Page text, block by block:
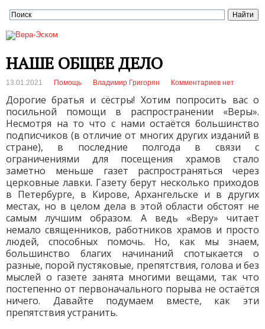
НАШЕ ОБЩЕЕ ДЕЛО
13.01.2021 Помощь Владимир Григорян Комментариев нет
Дорогие братья и сёстры! Хотим попросить вас о
посильной помощи в распространении «Веры».
Несмотря на то что с нами остаётся большинство
подписчиков (в отличие от многих других изданий в
стране), в последние полгода в связи с
ограничениями для посещения храмов стало
заметно меньше газет распространяться через
церковные лавки. Газету берут несколько приходов
в Петербурге, в Кирове, Архангельске и в других
местах, но в целом дела в этой области обстоят не
самым лучшим образом. А ведь «Веру» читает
немало священников, работников храмов и просто
людей, способных помочь. Но, как мы знаем,
большинство благих начинаний спотыкается о
разные, порой пустяковые, препятствия, голова и без
мыслей о газете занята многими вещами, так что
постепенно от первоначального порыва не остаётся
ничего. Давайте подумаем вместе, как эти
препятствия устранить.